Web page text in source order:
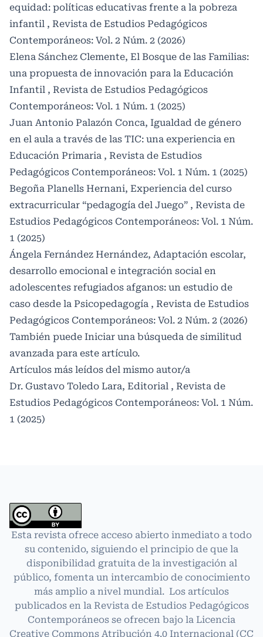
equidad: políticas educativas frente a la pobreza
infantil , Revista de Estudios Pedagógicos
Contemporáneos: Vol. 2 Núm. 2 (2026)
Elena Sánchez Clemente, El Bosque de las Familias:
una propuesta de innovación para la Educación
Infantil , Revista de Estudios Pedagógicos
Contemporáneos: Vol. 1 Núm. 1 (2025)
Juan Antonio Palazón Conca, Igualdad de género
en el aula a través de las TIC: una experiencia en
Educación Primaria , Revista de Estudios
Pedagógicos Contemporáneos: Vol. 1 Núm. 1 (2025)
Begoña Planells Hernani, Experiencia del curso
extracurricular “pedagogía del Juego” , Revista de
Estudios Pedagógicos Contemporáneos: Vol. 1 Núm.
1 (2025)
Ángela Fernández Hernández, Adaptación escolar,
desarrollo emocional e integración social en
adolescentes refugiados afganos: un estudio de
caso desde la Psicopedagogía , Revista de Estudios
Pedagógicos Contemporáneos: Vol. 2 Núm. 2 (2026)
También puede Iniciar una búsqueda de similitud
avanzada para este artículo.
Artículos más leídos del mismo autor/a
Dr. Gustavo Toledo Lara, Editorial , Revista de
Estudios Pedagógicos Contemporáneos: Vol. 1 Núm.
1 (2025)
Esta revista ofrece acceso abierto inmediato a todo
su contenido, siguiendo el principio de que la
disponibilidad gratuita de la investigación al
público, fomenta un intercambio de conocimiento
más amplio a nivel mundial. Los artículos
publicados en la Revista de Estudios Pedagógicos
Contemporáneos se ofrecen bajo la Licencia
Creative Commons Atribución 4.0 Internacional (CC